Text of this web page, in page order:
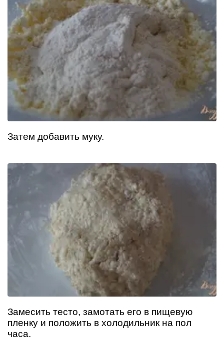
Затем добавить муку.
Замесить тесто, замотать его в пищевую
пленку и положить в холодильник на пол
часа.